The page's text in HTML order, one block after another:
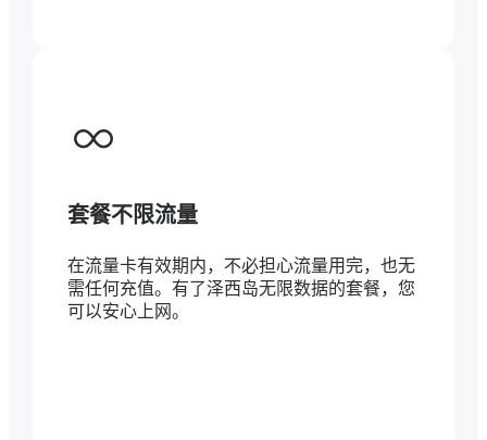
套餐不限流量
在流量卡有效期内，不必担心流量用完，也无
需任何充值。有了泽西岛无限数据的套餐，您
可以安心上网。